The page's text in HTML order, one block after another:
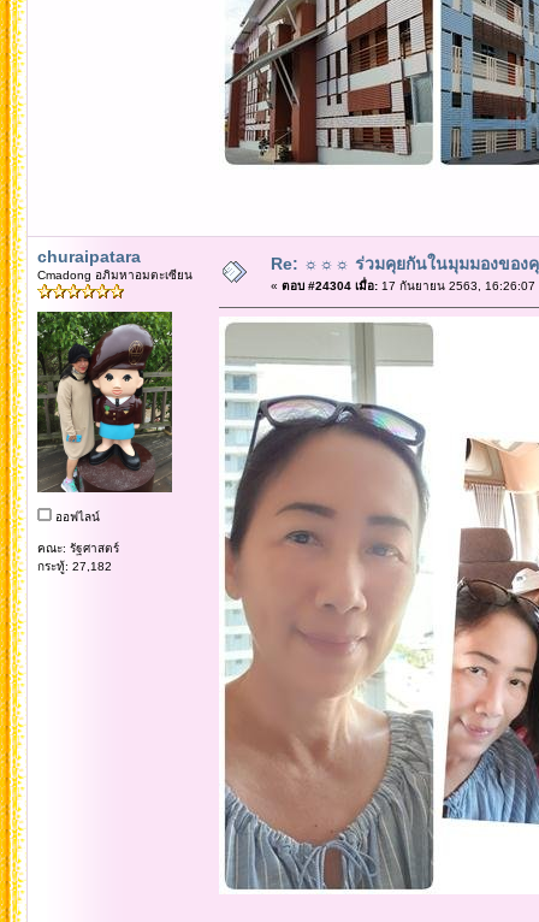
churaipatara
Cmadong อภิมหาอมตะเซียน
ออฟไลน์
คณะ: รัฐศาสตร์
กระทู้: 27,182
Re: ☼☼☼ ร่วมคุยกันในมุมมองของ
« ตอบ #24304 เมื่อ:17 กันยายน 2563, 16:26:07